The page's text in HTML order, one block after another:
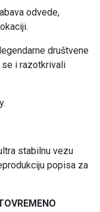
odvede,
društvene
i razotkrivali
stabilnu vezu
popisa za